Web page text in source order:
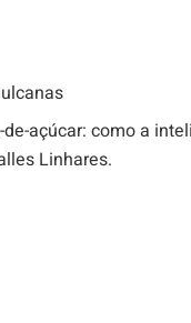
açúcar: como a
Linhares.